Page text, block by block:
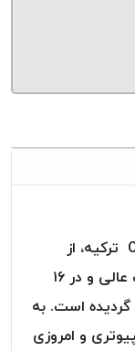
نخ دوخت Poly Art از شرکت Ozen iplik ترکیه، از
تارهای (فیلامنت – پلی استر) با مقاومت عالی و در ۱۶
تولید گردیده است. به
و امروزی